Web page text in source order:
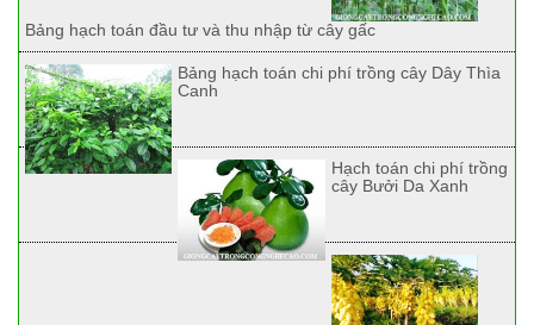
Bảng hạch toán đầu tư và thu nhập từ cây gấc
Bảng hạch toán chi phí trồng cây Dây Thìa
Canh
Hạch toán chi phí trồng
cây Bưởi Da Xanh